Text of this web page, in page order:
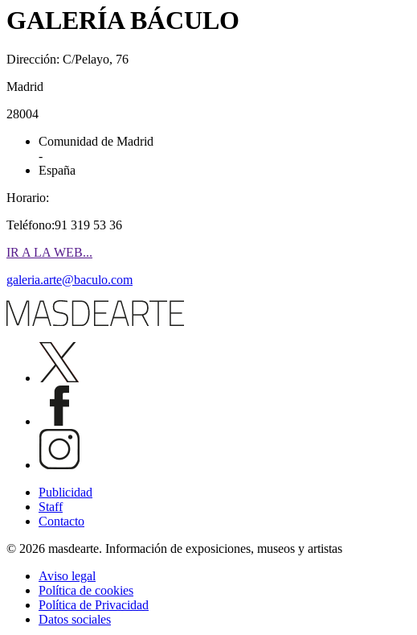
GALERÍA BÁCULO
Dirección: C/Pelayo, 76
Madrid
28004
Comunidad de Madrid
-
España
Horario:
Teléfono:91 319 53 36
IR A LA WEB...
galeria.arte@baculo.com
Publicidad
Staff
Contacto
© 2026 masdearte. Información de exposiciones, museos y artistas
Aviso legal
Política de cookies
Política de Privacidad
Datos sociales